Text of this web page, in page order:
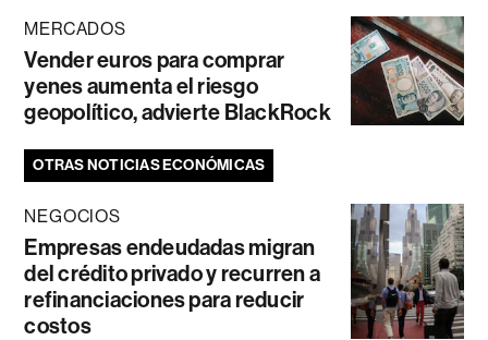
MERCADOS
Vender euros para comprar
yenes aumenta el riesgo
geopolítico, advierte BlackRock
OTRAS NOTICIAS ECONÓMICAS
NEGOCIOS
Empresas endeudadas migran
del crédito privado y recurren a
refinanciaciones para reducir
costos